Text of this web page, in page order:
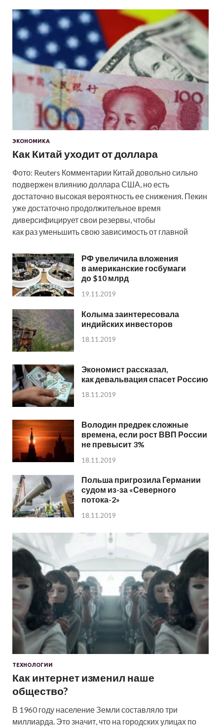
ЭКОНОМИКА
Как Китай уходит от доллара
Фото: Reuters Комментарии Китай довольно сильно
подвержен влиянию доллара США, но есть
достаточно высокая вероятность ее снижения. Пекин
уже достаточно продолжительное время
диверсифицирует свои резервы, чтобы
как раз уменьшить свою зависимость от главной
РФ увеличила вложения
в американские госбумаги
до $10 млрд
19.11.2019
Колыма заинтересовала
индийских инвесторов
18.11.2019
Экономист рассказал,
как девальвация спасет Россию
18.11.2019
Володин предрек сложные
времена, если рост ВВП России
не превысит 3%
18.11.2019
Польша пригрозила Германии
судом из-за «Северного
потока-2»
18.11.2019
ТЕХНОЛОГИИ
Как интернет изменил наше
общество?
В 1960 году население Земли составляло три
миллиарда. Это значит, что на городских улицах по